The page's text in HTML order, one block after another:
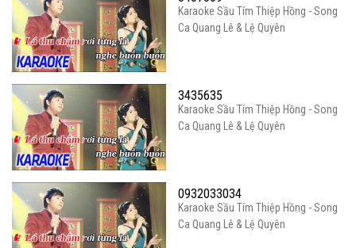
Karaoke Sầu Tím Thiệp Hồng - Song
Ca Quang Lê & Lệ Quyên
3435635
Karaoke Sầu Tím Thiệp Hồng - Song
Ca Quang Lê & Lệ Quyên
0932033034
Karaoke Sầu Tím Thiệp Hồng - Song
Ca Quang Lê & Lệ Quyên